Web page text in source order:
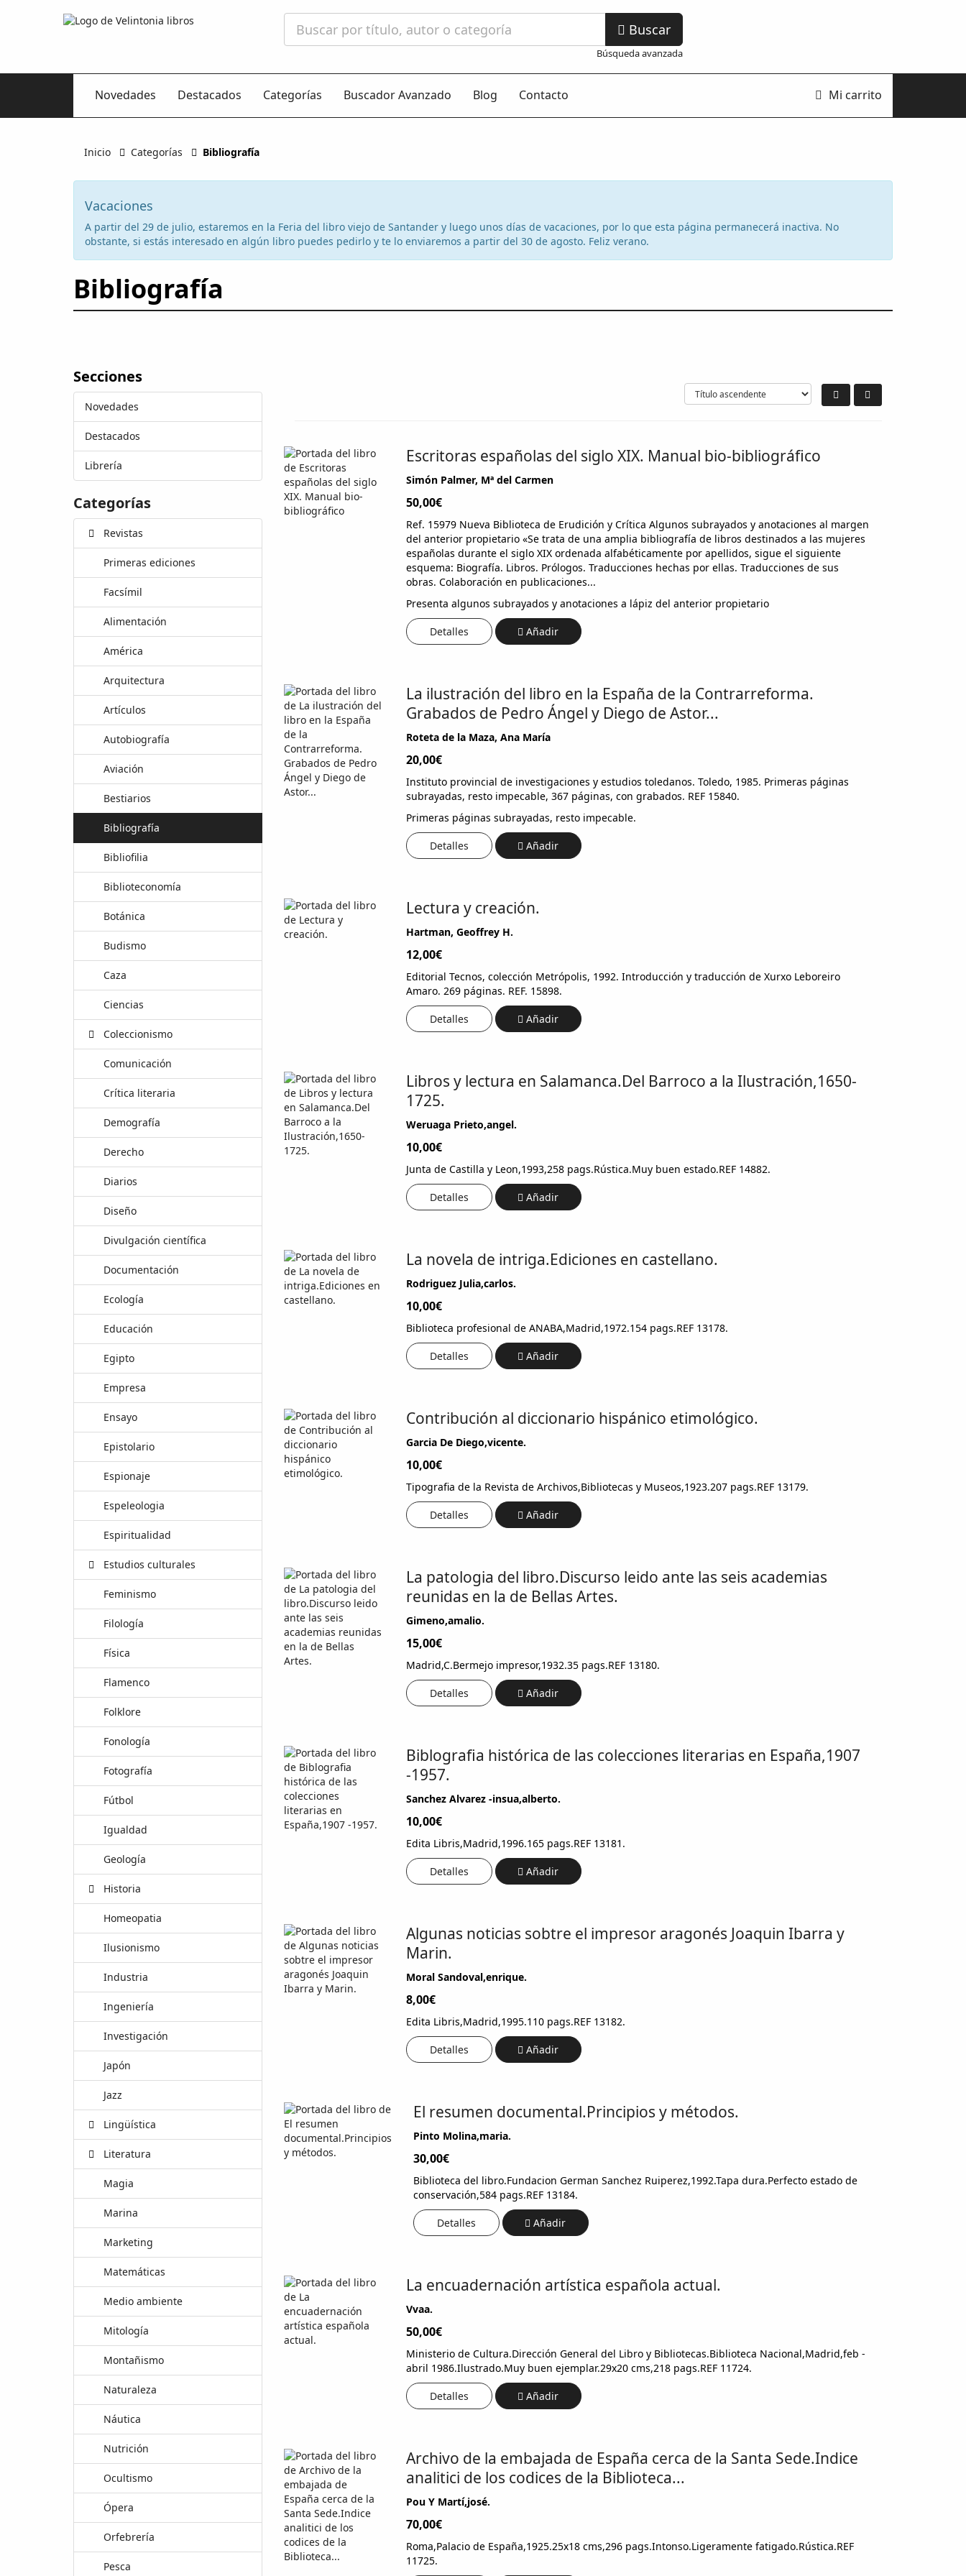
Buscar
Búsqueda avanzada
Novedades Destacados Categorías Buscador Avanzado Blog Contacto Mi carrito
Inicio Categorías Bibliografía
Vacaciones
A partir del 29 de julio, estaremos en la Feria del libro viejo de Santander y luego unos días de vacaciones, por lo que esta página permanecerá inactiva. No
obstante, si estás interesado en algún libro puedes pedirlo y te lo enviaremos a partir del 30 de agosto. Feliz verano.
Bibliografía
Escritoras españolas del siglo XIX. Manual bio-bibliográfico
Simón Palmer, Mª del Carmen
50,00€
Ref. 15979 Nueva Biblioteca de Erudición y Crítica Algunos subrayados y anotaciones al margen
del anterior propietario «Se trata de una amplia bibliografía de libros destinados a las mujeres
españolas durante el siglo XIX ordenada alfabéticamente por apellidos, sigue el siguiente
esquema: Biografía. Libros. Prólogos. Traducciones hechas por ellas. Traducciones de sus
obras. Colaboración en publicaciones...
Presenta algunos subrayados y anotaciones a lápiz del anterior propietario
Detalles Añadir
La ilustración del libro en la España de la Contrarreforma.
Grabados de Pedro Ángel y Diego de Astor...
Roteta de la Maza, Ana María
20,00€
Instituto provincial de investigaciones y estudios toledanos. Toledo, 1985. Primeras páginas
subrayadas, resto impecable, 367 páginas, con grabados. REF 15840.
Primeras páginas subrayadas, resto impecable.
Detalles Añadir
Lectura y creación.
Hartman, Geoffrey H.
12,00€
Editorial Tecnos, colección Metrópolis, 1992. Introducción y traducción de Xurxo Leboreiro
Amaro. 269 páginas. REF. 15898.
Detalles Añadir
Libros y lectura en Salamanca.Del Barroco a la Ilustración,1650-
1725.
Weruaga Prieto,angel.
10,00€
Junta de Castilla y Leon,1993,258 pags.Rústica.Muy buen estado.REF 14882.
Detalles Añadir
La novela de intriga.Ediciones en castellano.
Rodriguez Julia,carlos.
10,00€
Biblioteca profesional de ANABA,Madrid,1972.154 pags.REF 13178.
Detalles Añadir
Contribución al diccionario hispánico etimológico.
Garcia De Diego,vicente.
10,00€
Tipografia de la Revista de Archivos,Bibliotecas y Museos,1923.207 pags.REF 13179.
Detalles Añadir
La patologia del libro.Discurso leido ante las seis academias
reunidas en la de Bellas Artes.
Gimeno,amalio.
15,00€
Madrid,C.Bermejo impresor,1932.35 pags.REF 13180.
Detalles Añadir
Biblografia histórica de las colecciones literarias en España,1907
-1957.
Sanchez Alvarez -insua,alberto.
10,00€
Edita Libris,Madrid,1996.165 pags.REF 13181.
Detalles Añadir
Algunas noticias sobtre el impresor aragonés Joaquin Ibarra y
Marin.
Moral Sandoval,enrique.
8,00€
Edita Libris,Madrid,1995.110 pags.REF 13182.
Detalles Añadir
El resumen documental.Principios y métodos.
Pinto Molina,maria.
30,00€
Biblioteca del libro.Fundacion German Sanchez Ruiperez,1992.Tapa dura.Perfecto estado de
conservación,584 pags.REF 13184.
Detalles Añadir
La encuadernación artística española actual.
Vvaa.
50,00€
Ministerio de Cultura.Dirección General del Libro y Bibliotecas.Biblioteca Nacional,Madrid,feb -
abril 1986.Ilustrado.Muy buen ejemplar.29x20 cms,218 pags.REF 11724.
Detalles Añadir
Archivo de la embajada de España cerca de la Santa Sede.Indice
analitici de los codices de la Biblioteca...
Pou Y Martí,josé.
70,00€
Roma,Palacio de España,1925.25x18 cms,296 pags.Intonso.Ligeramente fatigado.Rústica.REF
11725.
Secciones
Novedades
Destacados
Librería
Categorías
Revistas
Primeras ediciones
Facsímil
Alimentación
América
Arquitectura
Artículos
Autobiografía
Aviación
Bestiarios
Bibliografía
Bibliofilia
Biblioteconomía
Botánica
Budismo
Caza
Ciencias
Coleccionismo
Comunicación
Crítica literaria
Demografía
Derecho
Diarios
Diseño
Divulgación científica
Documentación
Ecología
Educación
Egipto
Empresa
Ensayo
Epistolario
Espionaje
Espeleologia
Espiritualidad
Estudios culturales
Feminismo
Filología
Física
Flamenco
Folklore
Fonología
Fotografía
Fútbol
Igualdad
Geología
Historia
Homeopatia
Ilusionismo
Industria
Ingeniería
Investigación
Japón
Jazz
Lingüística
Literatura
Magia
Marina
Marketing
Matemáticas
Medio ambiente
Mitología
Montañismo
Naturaleza
Náutica
Nutrición
Ocultismo
Ópera
Orfebrería
Pesca